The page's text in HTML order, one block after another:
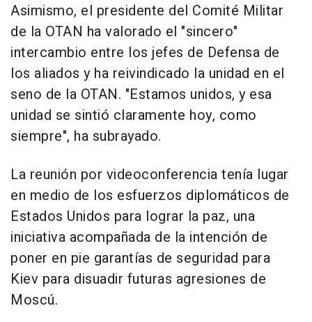
Asimismo, el presidente del Comité Militar
de la OTAN ha valorado el "sincero"
intercambio entre los jefes de Defensa de
los aliados y ha reivindicado la unidad en el
seno de la OTAN. "Estamos unidos, y esa
unidad se sintió claramente hoy, como
siempre", ha subrayado.
La reunión por videoconferencia tenía lugar
en medio de los esfuerzos diplomáticos de
Estados Unidos para lograr la paz, una
iniciativa acompañada de la intención de
poner en pie garantías de seguridad para
Kiev para disuadir futuras agresiones de
Moscú.